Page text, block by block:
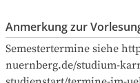
Anmerkung zur
Semestertermine siehe
nuernberg.de/studium-